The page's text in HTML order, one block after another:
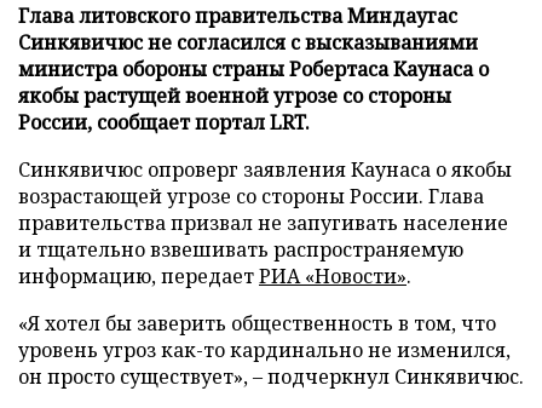
Глава литовского правительства Миндаугас
Синкявичюс не согласился с высказываниями
министра обороны страны Робертаса Каунаса о
якобы растущей военной угрозе со стороны
России, сообщает портал LRT.
Синкявичюс опроверг заявления Каунаса о якобы
возрастающей угрозе со стороны России. Глава
правительства призвал не запугивать население
и тщательно взвешивать распространяемую
информацию, передаетРИА «Новости».
«Я хотел бы заверить общественность в том, что
уровень угроз как-то кардинально не изменился,
он просто существует», – подчеркнул Синкявичюс.